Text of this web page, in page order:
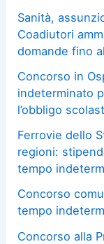
Sanità,
Coadiutori
domande fino
Concorso in
indeterminato
l’obbligo
Ferrovie dello
regioni:
tempo
Concorso
tempo
Concorso alla